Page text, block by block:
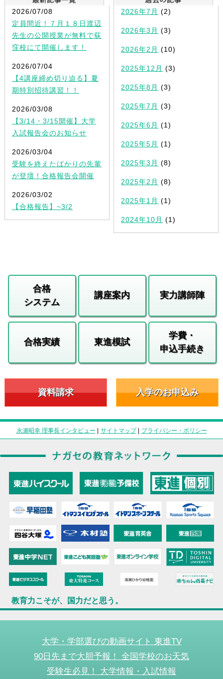
2026/07/08
定員間近！７月１８日渡辺
先生の公開授業が無料で荻
窪校にて開催します！
2026/07/04
【4講座締め切り迫る】夏
期特別招待講習！！
2026/03/08
【3/14・3/15開催】大学
入試報告会のお知らせ
2026/03/04
受験を終えたばかりの先輩
が登壇！合格報告会開催
2026/03/02
【合格報告】~3/2
2026年7月 (2)
2026年3月 (3)
2026年2月 (10)
2025年12月 (3)
2025年8月 (3)
2025年7月 (3)
2025年6月 (1)
2025年5月 (1)
2025年3月 (8)
2025年2月 (8)
2025年1月 (1)
2024年10月 (1)
合格
システム
講座案内 実力講師陣
合格実績 東進模試
学費・
申込手続き
資料請求 入学のお申込み
永瀬昭幸 理事長インタビュー | サイトマップ| プライバシー・ポリシー
教育力こそが、国力だと思う。
大学・学部選びの動画サイト 東進TV
90日先まで大胆予報！ 全国学校のお天気
受験生必見！ 大学情報・入試情報